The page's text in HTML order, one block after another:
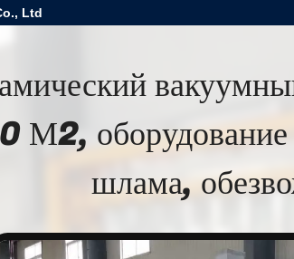
Ltd
М2, оборудование
шлама,